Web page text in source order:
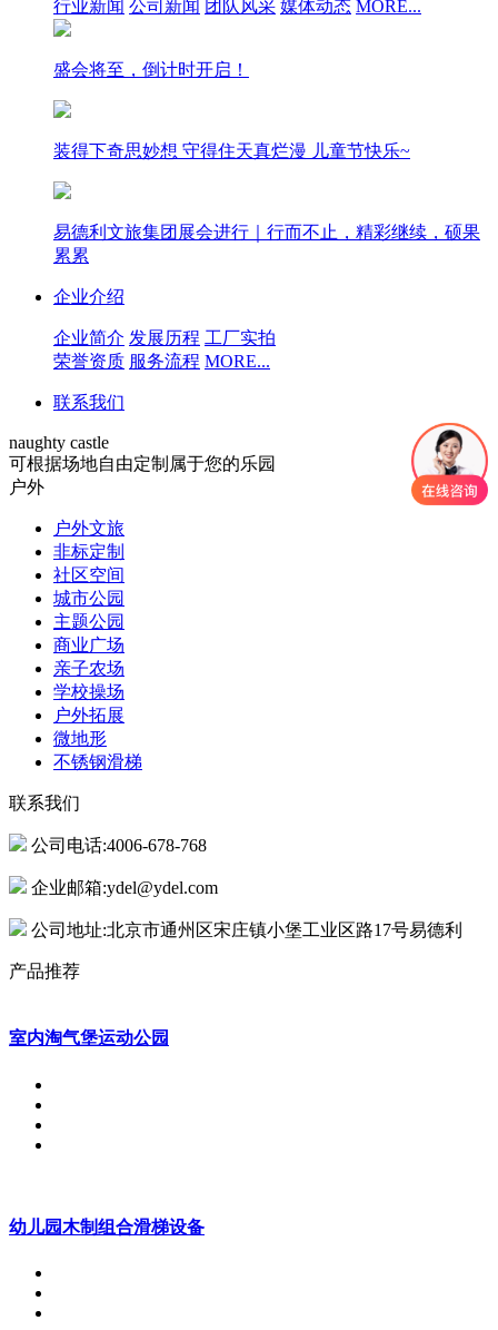
行业新闻 公司新闻 团队风采 媒体动态 MORE...
盛会将至，倒计时开启！
装得下奇思妙想 守得住天真烂漫 儿童节快乐~
易德利文旅集团展会进行｜行而不止，精彩继续，硕果
累累
企业介绍
企业简介 发展历程 工厂实拍
荣誉资质 服务流程 MORE...
联系我们
naughty castle
可根据场地自由定制属于您的乐园
户外
户外文旅
非标定制
社区空间
城市公园
主题公园
商业广场
亲子农场
学校操场
户外拓展
微地形
不锈钢滑梯
联系我们
公司电话:4006-678-768
企业邮箱:ydel@ydel.com
公司地址:北京市通州区宋庄镇小堡工业区路17号易德利
产品推荐
室内淘气堡运动公园
幼儿园木制组合滑梯设备